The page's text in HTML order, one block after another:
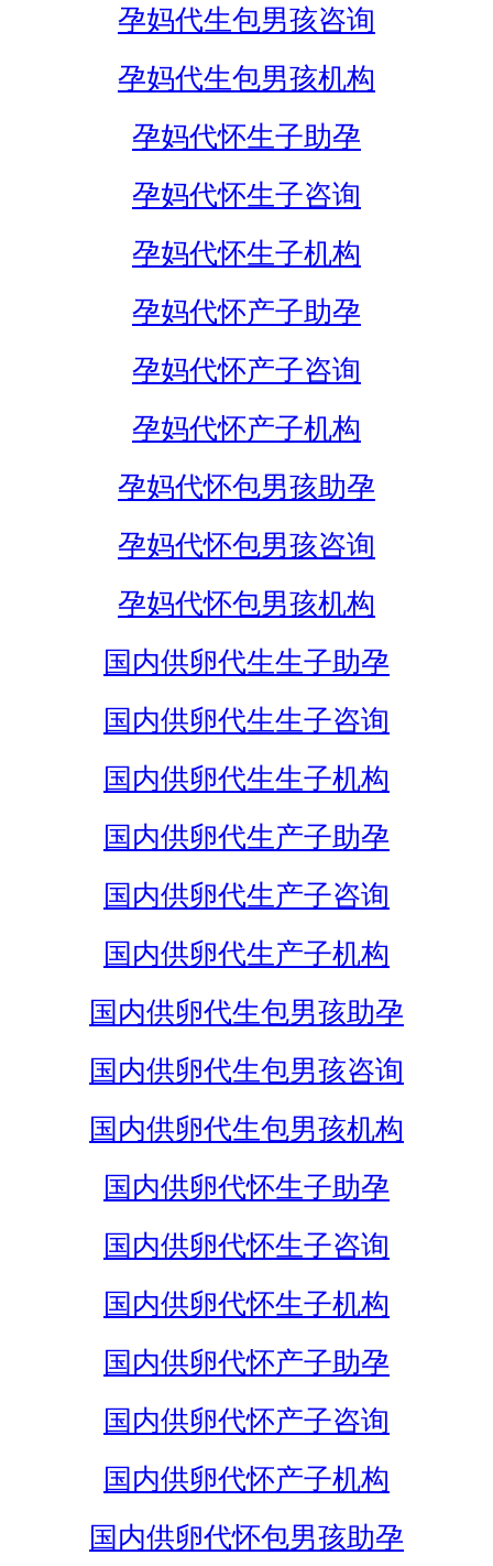
孕妈代生包男孩咨询
孕妈代生包男孩机构
孕妈代怀生子助孕
孕妈代怀生子咨询
孕妈代怀生子机构
孕妈代怀产子助孕
孕妈代怀产子咨询
孕妈代怀产子机构
孕妈代怀包男孩助孕
孕妈代怀包男孩咨询
孕妈代怀包男孩机构
国内供卵代生生子助孕
国内供卵代生生子咨询
国内供卵代生生子机构
国内供卵代生产子助孕
国内供卵代生产子咨询
国内供卵代生产子机构
国内供卵代生包男孩助孕
国内供卵代生包男孩咨询
国内供卵代生包男孩机构
国内供卵代怀生子助孕
国内供卵代怀生子咨询
国内供卵代怀生子机构
国内供卵代怀产子助孕
国内供卵代怀产子咨询
国内供卵代怀产子机构
国内供卵代怀包男孩助孕